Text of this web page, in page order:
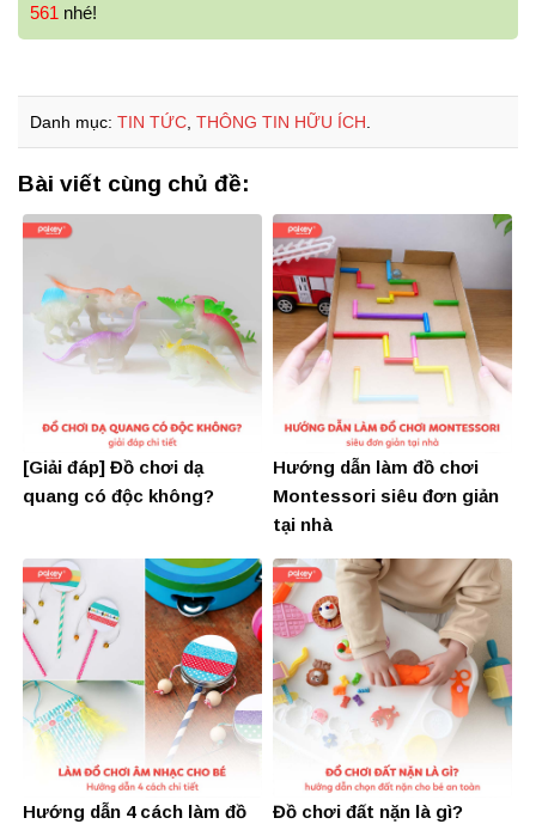
561 nhé!
Danh mục: TIN TỨC THÔNG TIN HỮU ÍCH
Bài viết cùng chủ đề:
[Giải đáp] Đồ chơi dạ
quang có độc không?
Hướng dẫn làm đồ chơi
Montessori siêu đơn giản
tại nhà
Hướng dẫn 4 cách làm đồ
Đồ chơi đất nặn là gì?